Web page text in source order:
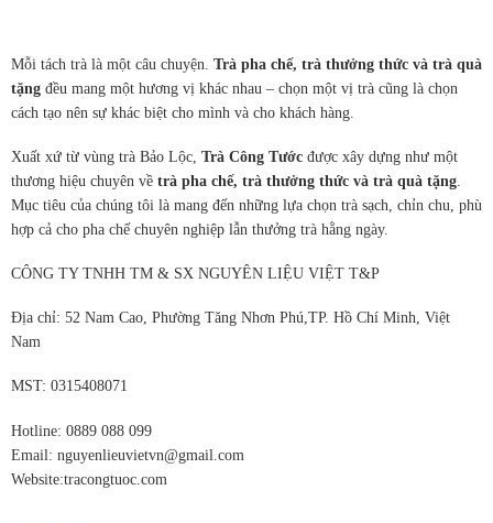
Mỗi tách trà là một câu chuyện. Trà pha chế, trà thưởng thức và trà quà
tặngđều mang một hương vị khác nhau – chọn một vị trà cũng là chọn
cách tạo nên sự khác biệt cho mình và cho khách hàng.
Xuất xứ từ vùng trà Bảo Lộc, Trà Công Tướcđược xây dựng như một
thương hiệu chuyên về trà pha chế, trà thưởng thức và trà quà tặng.
Mục tiêu của chúng tôi là mang đến những lựa chọn trà sạch, chỉn chu, phù
hợp cả cho pha chế chuyên nghiệp lẫn thưởng trà hằng ngày.
CÔNG TY TNHH TM & SX NGUYÊN LIỆU VIỆT T&P
Địa chỉ: 52 Nam Cao, Phường Tăng Nhơn Phú,TP. Hồ Chí Minh, Việt
Nam
MST: 0315408071
Hotline: 0889 088 099
Email: nguyenlieuvietvn@gmail.com
Website:tracongtuoc.com